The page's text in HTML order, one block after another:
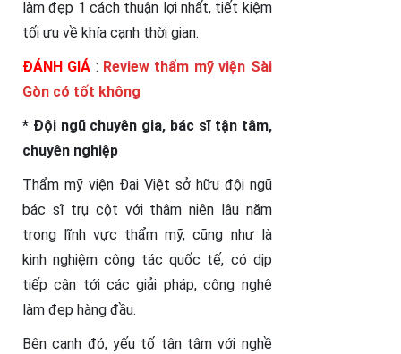
làm đẹp 1 cách thuận lợi nhất, tiết kiệm
tối ưu về khía cạnh thời gian.
ĐÁNH GIÁ : Review thẩm mỹ viện Sài
Gòn có tốt không
* Đội ngũ chuyên gia, bác sĩ tận tâm,
chuyên nghiệp
Thẩm mỹ viện Đại Việt sở hữu đội ngũ
bác sĩ trụ cột với thâm niên lâu năm
trong lĩnh vực thẩm mỹ, cũng như là
kinh nghiệm công tác quốc tế, có dịp
tiếp cận tới các giải pháp, công nghệ
làm đẹp hàng đầu.
Bên cạnh đó, yếu tố tận tâm với nghề